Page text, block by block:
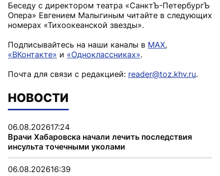
Беседу с директором театра «СанктЪ-ПетербургЪ
Опера» Евгением Малыгиным читайте в следующих
номерах «Тихоокеанской звезды».
Подписывайтесь на наши каналы в MAX,
«ВКонтакте» и «Одноклассниках».
Почта для связи с редакцией: reader@toz.khv.ru.
НОВОСТИ
06.08.202617:24
Врачи Хабаровска начали лечить последствия
инсульта точечными уколами
06.08.202616:39